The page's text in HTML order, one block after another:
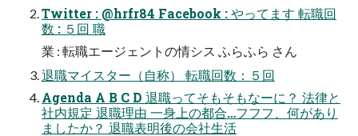
Twitter : @hrfr84 Facebook : やってます 転職回
数 : ５回 職
業 : 転職エージェントの情シス ふらふら さん
退職マイスター（自称） 転職回数：５回
Agenda A B C D 退職ってそもそもなーに？ 法律と
社内規定 退職理由 一身上の都合…フフフ、何があり
ましたか？ 退職表明後の会社生活